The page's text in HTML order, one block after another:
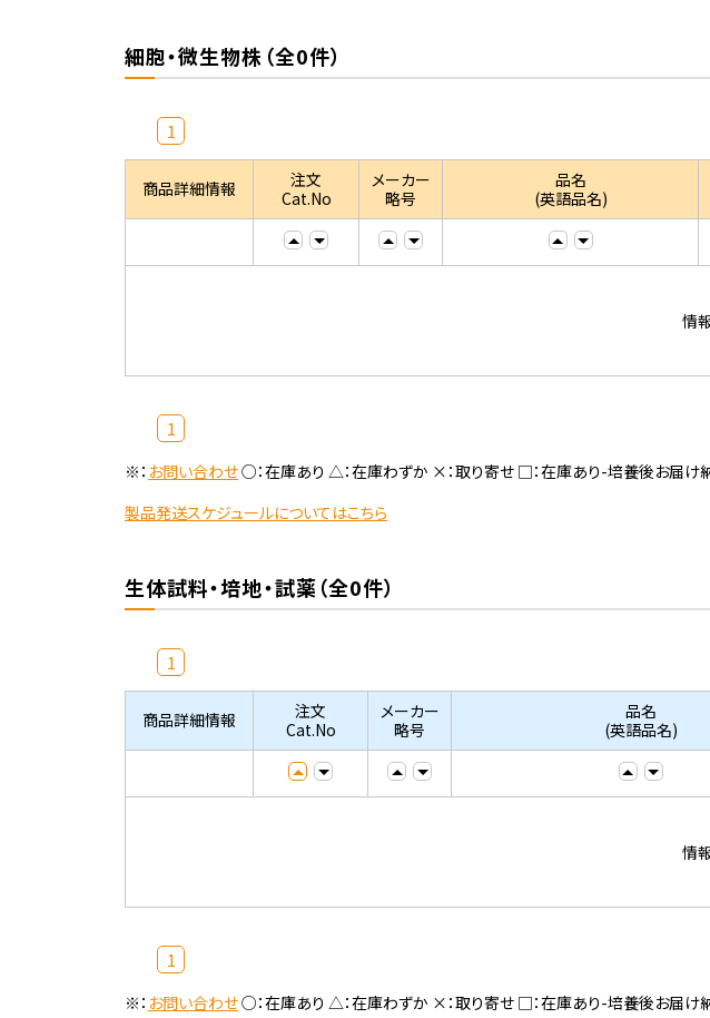
細胞・微生物株（全0件）
1
商品詳細情報
注文
Cat.No
メーカー
略号
品名
(英語品名)
情
1
※： お問い合わせ○：在庫あり △：在庫わずか ×：取り寄せ □：在庫あり-培養後お届け
製品発送スケジュールについてはこちら
生体試料・培地・試薬（全0件）
1
商品詳細情報
注文
Cat.No
メーカー
略号
品名
(英語品名)
情
1
※： お問い合わせ○：在庫あり △：在庫わずか ×：取り寄せ □：在庫あり-培養後お届け